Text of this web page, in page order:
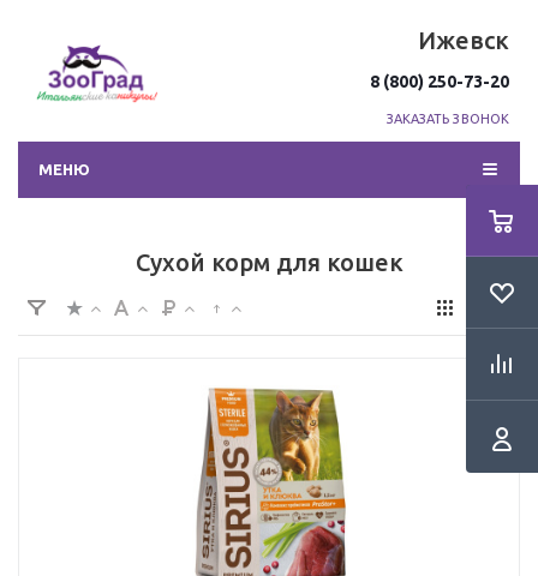
Ижевск
8 (800) 250-73-20
ЗАКАЗАТЬ ЗВОНОК
МЕНЮ
Сухой корм для кошек